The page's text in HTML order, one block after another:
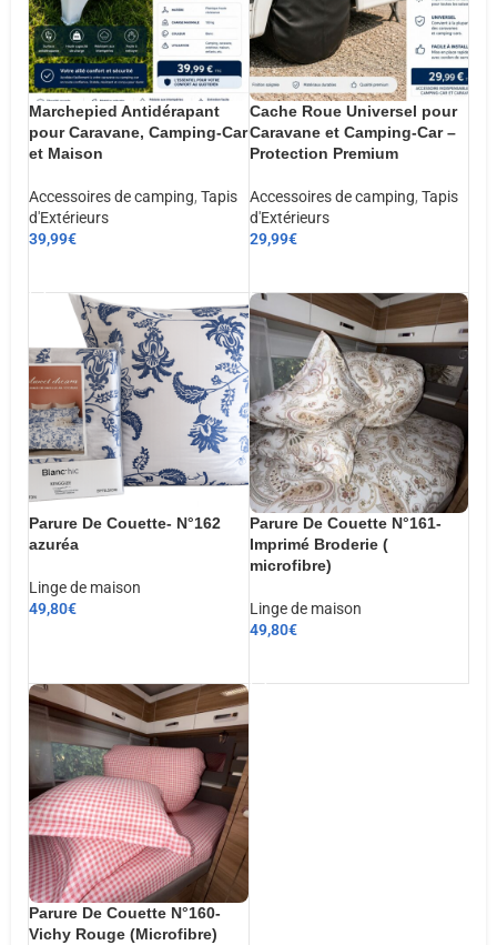
Marchepied Antidérapant
pour Caravane, Camping-Car
et Maison
Accessoires de camping, Tapis
d'Extérieurs
39,99€
Cache Roue Universel pour
Caravane et Camping-Car –
Protection Premium
Accessoires de camping, Tapis
d'Extérieurs
29,99€
Parure De Couette- N°162
azuréa
Linge de maison
49,80€
Parure De Couette N°161-
Imprimé Broderie (
microfibre)
Linge de maison
49,80€
Parure De Couette N°160-
Vichy Rouge (Microfibre)